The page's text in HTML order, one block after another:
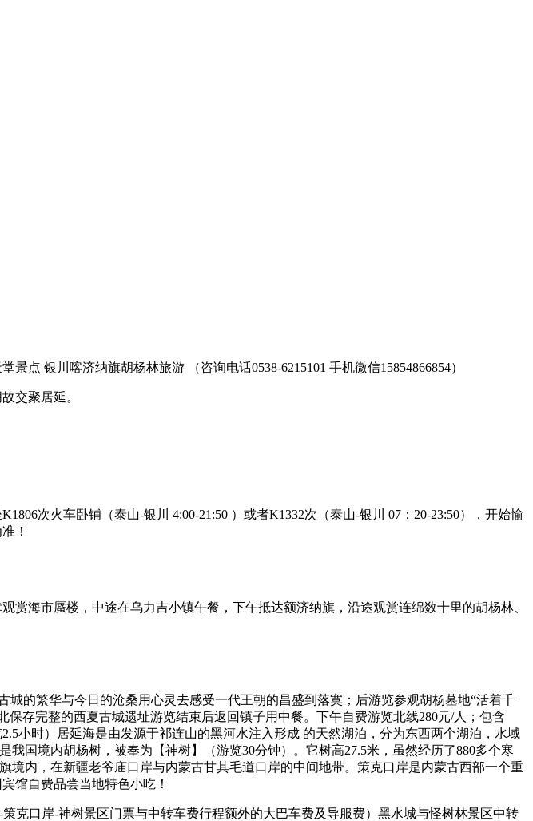
点 银川喀济纳旗胡杨林旅游 （咨询电话0538-6215101 手机微信15854866854）
交聚居延。
次火车卧铺（泰山-银川 4:00-21:50 ）或者K1332次（泰山-银川 07：20-23:50），开始愉
！
海市蜃楼，中途在乌力吉小镇午餐，下午抵达额济纳旗，沿途观赏连绵数十里的胡杨林、
的繁华与今日的沧桑用心灵去感受一代王朝的昌盛到落寞；后游览参观胡杨墓地“活着千
存完整的西夏古城遗址游览结束后返回镇子用中餐。下午自费游览北线280元/人；包含
小时）居延海是由发源于祁连山的黑河水注入形成 的天然湖泊，分为东西两个湖泊，水域
国境内胡杨树，被奉为【神树】（游览30分钟）。它树高27.5米，虽然经历了880多个寒
内，在新疆老爷庙口岸与内蒙古甘其毛道口岸的中间地带。策克口岸是内蒙古西部一个重
馆自费品尝当地特色小吃！
克口岸-神树景区门票与中转车费行程额外的大巴车费及导服费）黑水城与怪树林景区中转